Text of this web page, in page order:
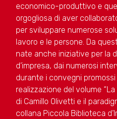
economico-produttivo e
orgogliosa di aver
per sviluppare numerose
lavoro e le persone. Da
nate anche iniziative per la
d’impresa, dai numerosi
durante i convegni promossi
realizzazione del volume
di Camillo Olivetti e il
collana Piccola Biblioteca